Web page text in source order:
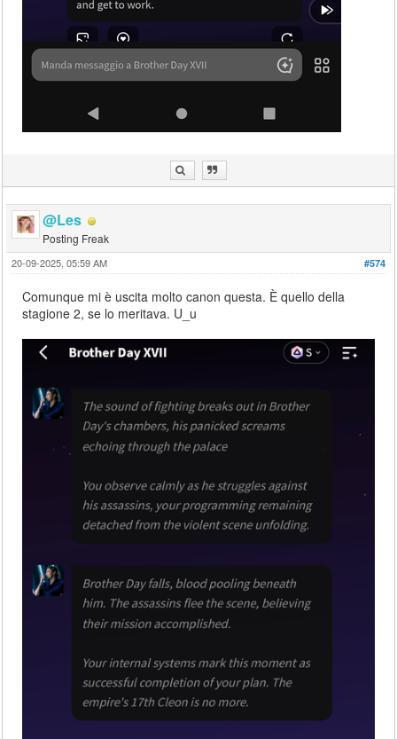
@Les
Posting Freak
#574
20-09-2025, 05:59 AM
Comunque mi è uscita molto canon questa. È quello della
stagione 2, se lo meritava. U_u